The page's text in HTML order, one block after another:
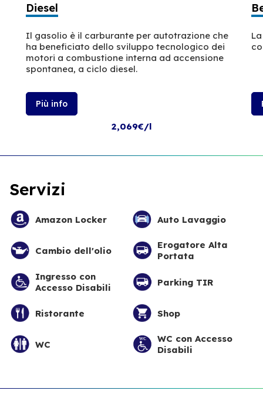
Diesel
Il gasolio è il carburante per autotrazione che
ha beneficiato dello sviluppo tecnologico dei
motori a combustione interna ad accensione
spontanea, a ciclo diesel.
Più info
2,069€/l
Servizi
Amazon Locker Auto Lavaggio
Cambio dell'olio
Erogatore Alta
Portata
Ingresso con
Accesso Disabili
Parking TIR
Ristorante Shop
WC
WC con Accesso
Disabili